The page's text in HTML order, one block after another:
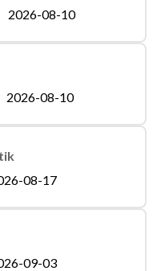
2026-08-10
2026-08-10
08-17
09-03